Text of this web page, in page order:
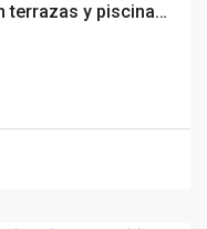
Ático dúplex en Miralbueno con terrazas y piscina – 54871